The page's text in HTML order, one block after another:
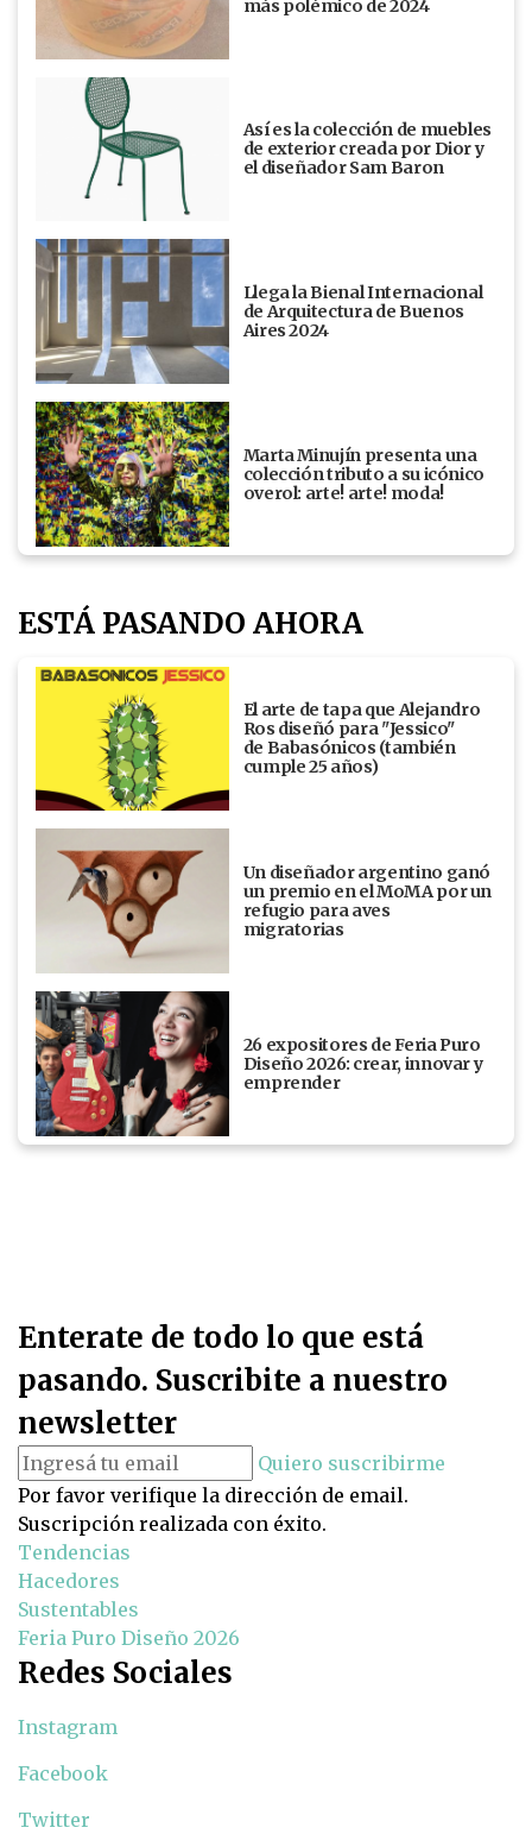
más polémico de 2024
Así es la colección de muebles
de exterior creada por Dior y
el diseñador Sam Baron
Llega la Bienal Internacional
de Arquitectura de Buenos
Aires 2024
Marta Minujín presenta una
colección tributo a su icónico
overol: arte! arte! moda!
ESTÁ PASANDO AHORA
El arte de tapa que Alejandro
Ros diseñó para "Jessico"
de Babasónicos (también
cumple 25 años)
Un diseñador argentino ganó
un premio en el MoMA por un
refugio para aves
migratorias
26 expositores de Feria Puro
Diseño 2026: crear, innovar y
emprender
Enterate de todo lo que está
pasando. Suscribite a nuestro
newsletter
Quiero suscribirme
Por favor verifique la dirección de email.
Suscripción realizada con éxito.
Tendencias
Hacedores
Sustentables
Feria Puro Diseño 2026
Redes Sociales
Instagram
Facebook
Twitter